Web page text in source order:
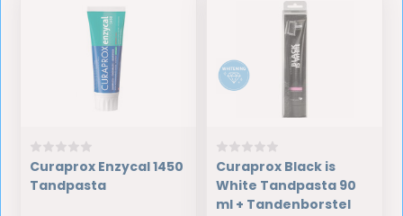
Curaprox Enzycal 1450
Tandpasta
Curaprox Black is
White Tandpasta 90
ml + Tandenborstel